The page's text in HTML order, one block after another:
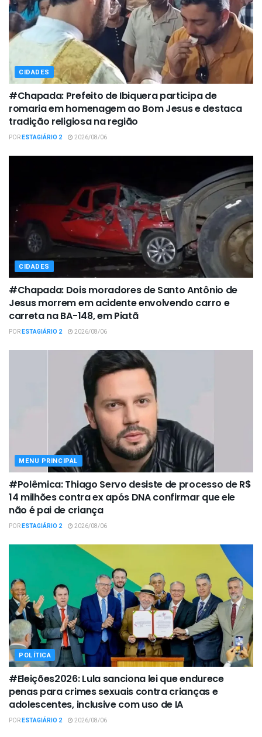
CIDADES
#Chapada: Prefeito de Ibiquera participa de
romaria em homenagem ao Bom Jesus e destaca
tradição religiosa na região
PORESTAGIÁRIO 2 2026/08/06
CIDADES
#Chapada: Dois moradores de Santo Antônio de
Jesus morrem em acidente envolvendo carro e
carreta na BA-148, em Piatã
PORESTAGIÁRIO 2 2026/08/06
MENU PRINCIPAL
#Polêmica: Thiago Servo desiste de processo de R$
14 milhões contra ex após DNA confirmar que ele
não é pai de criança
PORESTAGIÁRIO 2 2026/08/06
POLÍTICA
#Eleições2026: Lula sanciona lei que endurece
penas para crimes sexuais contra crianças e
adolescentes, inclusive com uso de IA
PORESTAGIÁRIO 2 2026/08/06